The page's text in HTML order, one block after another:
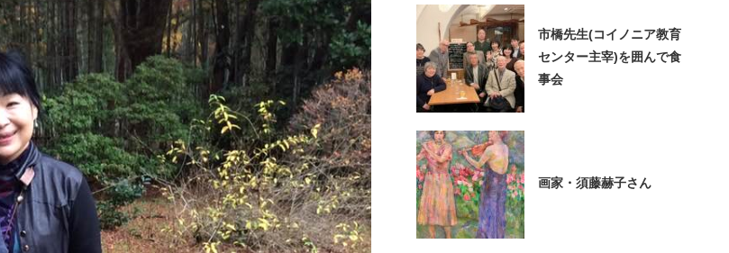
市橋先生(コイノニア教育
センター主宰)を囲んで食
事会
画家・須藤赫子さん